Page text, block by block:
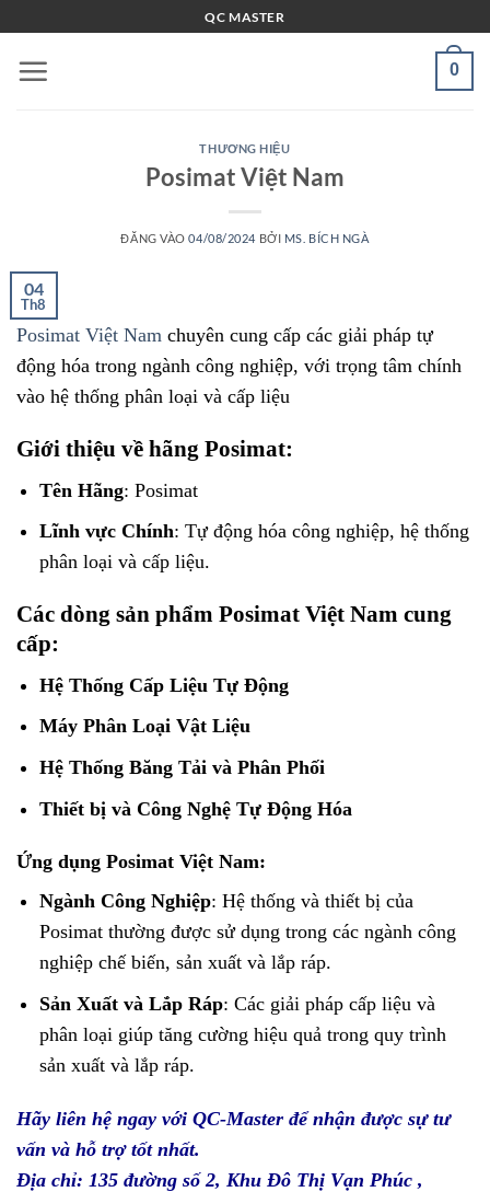
qua
nội
QC MASTER
0
THƯƠNG HIỆU
Posimat Việt Nam
ĐĂNG VÀO04/08/2024 BỞI MS. BÍCH NGÀ
04
Th8
Posimat Việt Nam chuyên cung cấp các giải pháp tự
động hóa trong ngành công nghiệp, với trọng tâm chính
vào hệ thống phân loại và cấp liệu
Giới thiệu về hãng Posimat:
Tên Hãng: Posimat
Lĩnh vực Chính: Tự động hóa công nghiệp, hệ thống
phân loại và cấp liệu.
Các dòng sản phẩm Posimat Việt Nam cung
cấp:
Hệ Thống Cấp Liệu Tự Động
Máy Phân Loại Vật Liệu
Hệ Thống Băng Tải và Phân Phối
Thiết bị và Công Nghệ Tự Động Hóa
Ứng dụng Posimat Việt Nam:
Ngành Công Nghiệp: Hệ thống và thiết bị của
Posimat thường được sử dụng trong các ngành công
nghiệp chế biến, sản xuất và lắp ráp.
Sản Xuất và Lắp Ráp: Các giải pháp cấp liệu và
phân loại giúp tăng cường hiệu quả trong quy trình
sản xuất và lắp ráp.
Hãy liên hệ ngay với QC-Master để nhận được sự tư
vấn và hỗ trợ tốt nhất.
Địa chỉ: 135 đường số 2, Khu Đô Thị Vạn Phúc ,